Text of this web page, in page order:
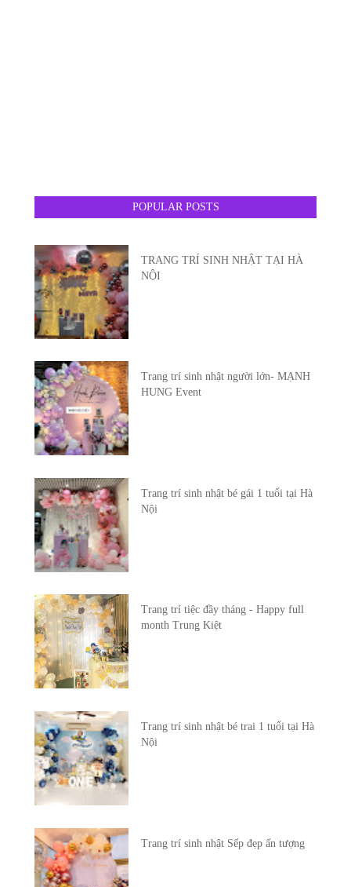
POPULAR POSTS
TRANG TRÍ SINH NHẬT TẠI HÀ
NỘI
Trang trí sinh nhật người lớn- MẠNH
HUNG Event
Trang trí sinh nhật bé gái 1 tuổi tại Hà
Nội
Trang trí tiệc đầy tháng - Happy full
month Trung Kiệt
Trang trí sinh nhật bé trai 1 tuổi tại Hà
Nội
Trang trí sinh nhật Sếp đẹp ấn tượng